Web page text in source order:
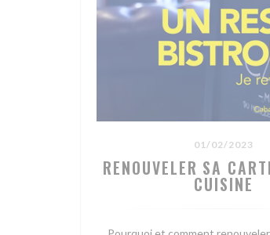
01/02/2023
RENOUVELER SA
CUISINE